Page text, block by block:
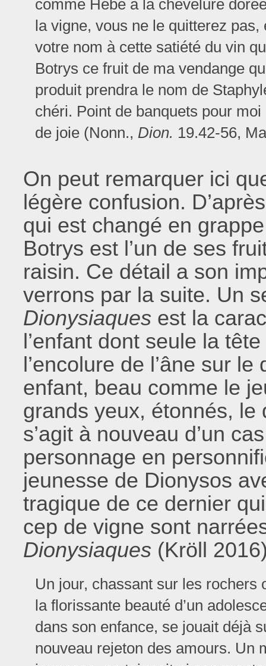
comme Hébé à la chevelure
la vigne, vous ne le quitterez
votre nom à cette satiété du vin
Botrys ce fruit de ma vendange
produit prendra le nom de
chéri. Point de banquets pour
de joie (Nonn., Dion. 19.42-56,
On peut remarquer ici
légère confusion.
qui est changé en
Botrys est l’un de ses
raisin. Ce détail a son
verrons par la suite. Un
Dionysiaques est la
l’enfant dont seule la
l’encolure de l’âne sur
enfant, beau comme le
grands yeux, étonnés, le
s’agit à nouveau d’un
personnage en
jeunesse de Dionysos
tragique de ce dernier
cep de vigne sont
Dionysiaques (Kröll
Un jour, chassant sur les rochers
la florissante beauté d’un
dans son enfance, se jouait déjà
nouveau rejeton des amours. Un